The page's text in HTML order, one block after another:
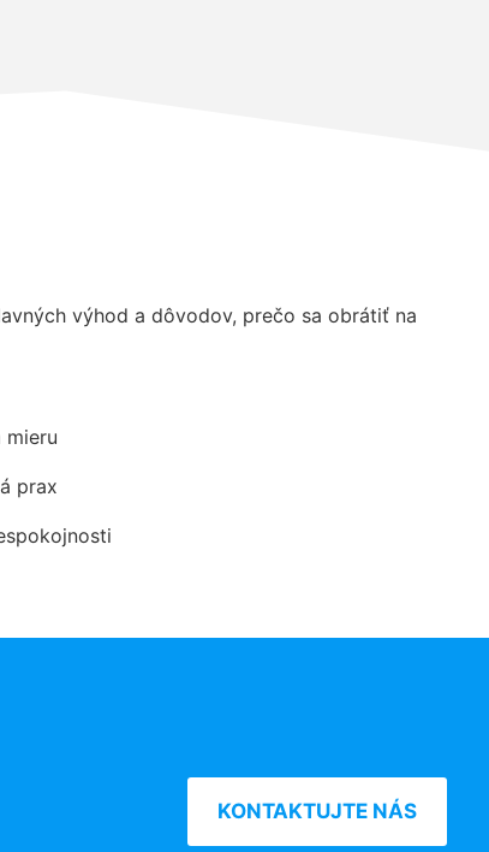
výhod a dôvodov, prečo sa obrátiť na
mieru
prax
KONTAKTUJTE NÁS